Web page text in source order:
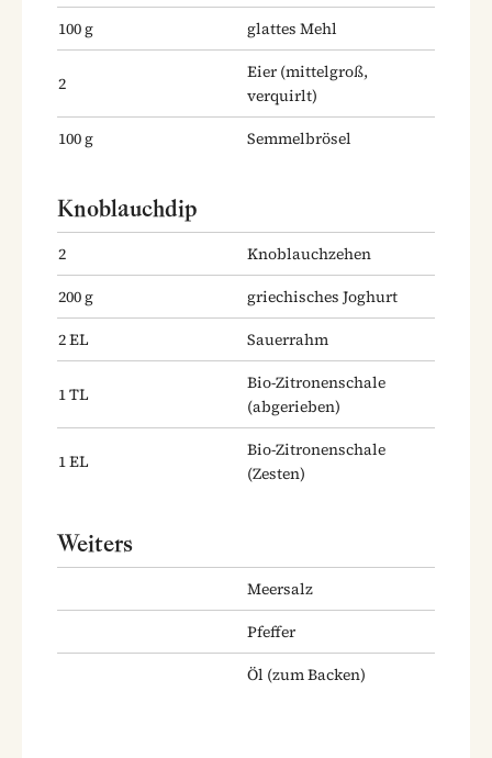
100g glattes Mehl
2
Eier (mittelgroß,
verquirlt)
100g Semmelbrösel
Knoblauchdip
2
Knoblauchzehen
200g
griechisches Joghurt
2EL Sauerrahm
1TL
Bio-Zitronenschale
(abgerieben)
1EL
Bio-Zitronenschale
(Zesten)
Weiters
Meersalz
Pfeffer
Öl (zum Backen)